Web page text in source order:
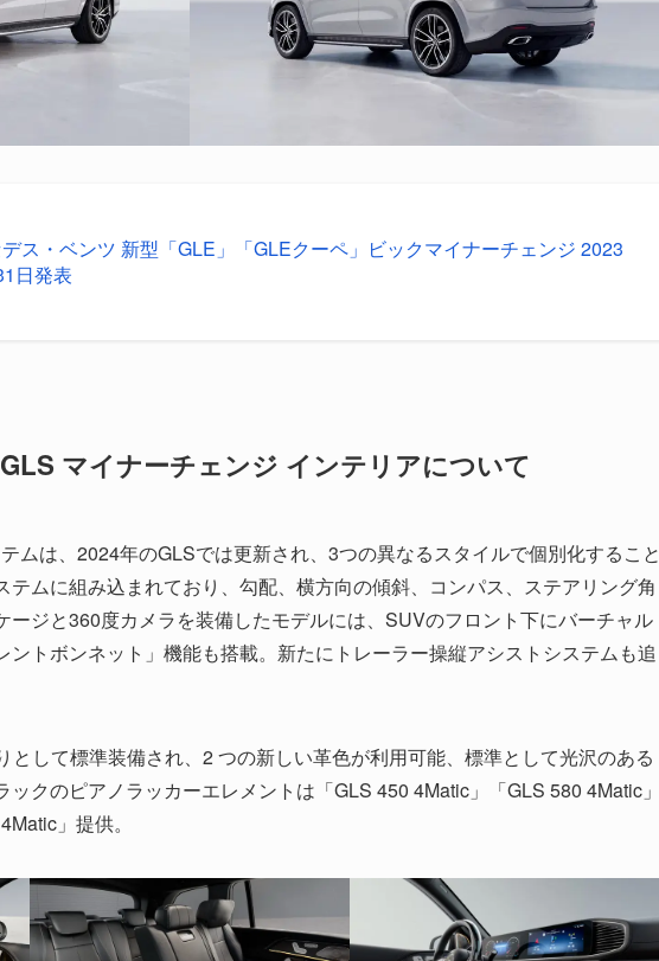
ス・ベンツ 新型「GLE」「GLEクーペ」ビックマイナーチェンジ 2023
日発表
マイナーチェンジ インテリアについて
ムは、2024年のGLSでは更新され、3つの異なるスタイルで個別化すること
テムに組み込まれており、勾配、横方向の傾斜、コンパス、ステアリング角
ージと360度カメラを装備したモデルには、SUVのフロント下にバーチャル
ントボンネット」機能も搭載。新たにトレーラー操縦アシストシステムも追
として標準装備され、2 つの新しい革色が利用可能、標準として光沢のある
クのピアノラッカーエレメントは「GLS 450 4Matic」「GLS 580 4Matic」
」提供。